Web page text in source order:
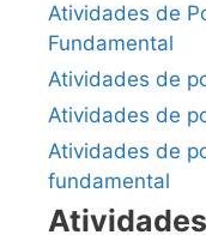
Atividades de
Fundamental
Atividades de
Atividades de
Atividades de
fundamental